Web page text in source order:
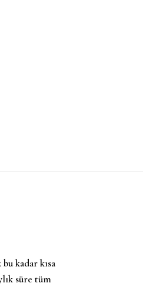
kadar kısa
süre tüm